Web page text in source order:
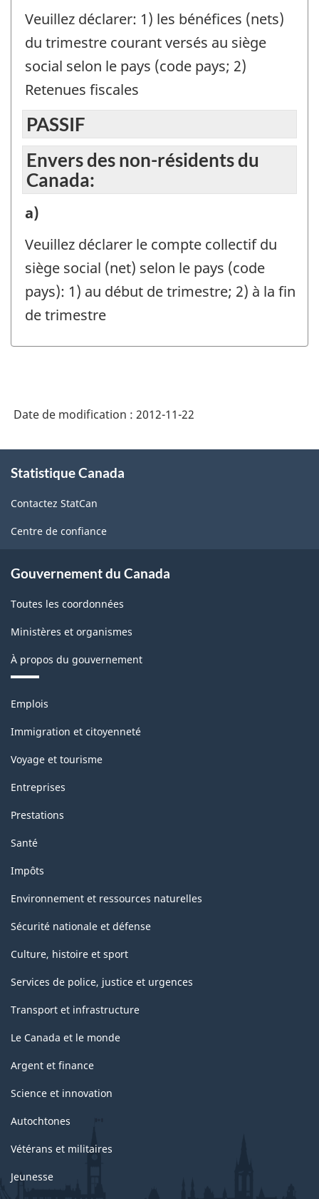
OPÉRATIONS
AVEC
DES
NON-
RÉSIDENTS
DU
CANADA
-
Identificateur
de
question
:
Veuillez déclarer: 1) les bénéfices (nets)
du trimestre courant versés au siège
social selon le pays (code pays; 2)
Retenues fiscales
PASSIF
Envers des non-résidents du
Canada:
Envers
des
non-
résidents
du
question
:
a)
Veuillez déclarer le compte collectif du
siège social (net) selon le pays (code
pays): 1) au début de trimestre; 2) à la fin
de trimestre
Date de modification : 2012-11-22
propos
ce
site
Statistique Canada
Contactez StatCan
Centre de confiance
Gouvernement du Canada
Toutes les coordonnées
Ministères et organismes
À propos du gouvernement
Thèmes
sujets
Emplois
Immigration et citoyenneté
Voyage et tourisme
Entreprises
Prestations
Santé
Impôts
Environnement et ressources naturelles
Sécurité nationale et défense
Culture, histoire et sport
Services de police, justice et urgences
Transport et infrastructure
Le Canada et le monde
Argent et finance
Science et innovation
Autochtones
Vétérans et militaires
Jeunesse